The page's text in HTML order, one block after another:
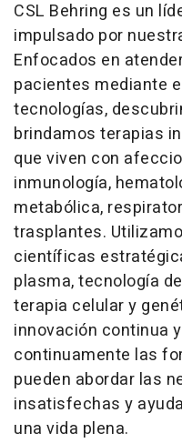
CSL Behring es un
impulsado por
Enfocados en
pacientes mediante
tecnologías,
brindamos terapias
que viven con
inmunología,
metabólica,
trasplantes.
científicas
plasma, tecnología
terapia celular y
innovación continua
continuamente las
pueden abordar las
insatisfechas y
una vida plena.